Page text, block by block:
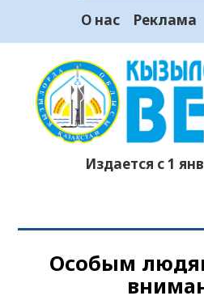
О нас Реклама
Издается с 1
Особым